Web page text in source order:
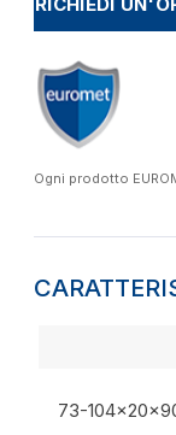
Ogni prodotto
73-